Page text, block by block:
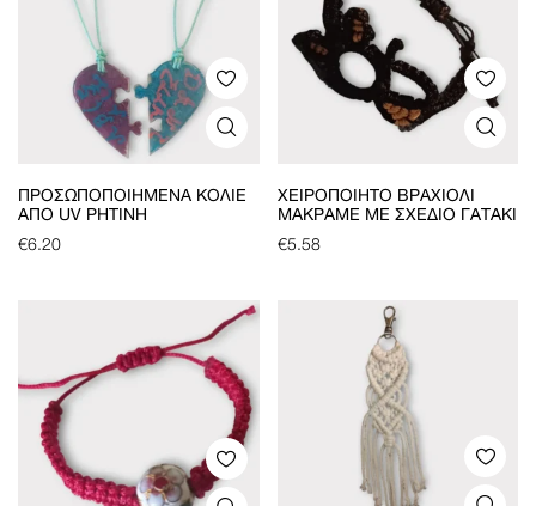
ΠΡΟΣΩΠΟΠΟΙΗΜΈΝΑ ΚΟΛΙΈ
ΑΠΌ UV ΡΗΤΊΝΗ
€6.20
ΧΕΙΡΟΠΟΊΗΤΟ ΒΡΑΧΙΌΛΙ
ΜΑΚΡΑΜΈ ΜΕ ΣΧΈΔΙΟ ΓΑΤΆΚΙ
€5.58